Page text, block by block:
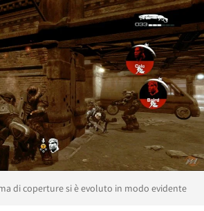
di coperture si è evoluto in modo evidente